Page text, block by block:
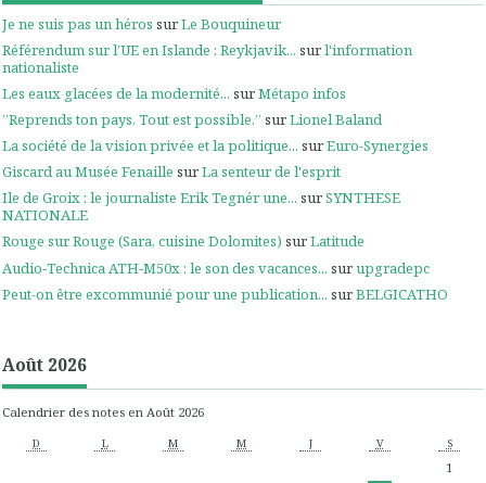
Je ne suis pas un héros surLe Bouquineur
Référendum sur l’UE en Islande : Reykjavik... surl'information
nationaliste
Les eaux glacées de la modernité... surMétapo infos
”Reprends ton pays. Tout est possible.” surLionel Baland
La société de la vision privée et la politique... surEuro-Synergies
Giscard au Musée Fenaille surLa senteur de l'esprit
Ile de Groix : le journaliste Erik Tegnér une... surSYNTHESE
NATIONALE
Rouge sur Rouge (Sara, cuisine Dolomites) surLatitude
Audio‑Technica ATH‑M50x : le son des vacances... surupgradepc
Peut-on être excommunié pour une publication... surBELGICATHO
Août 2026
Calendrier des notes en Août 2026
D L M M J V S
1